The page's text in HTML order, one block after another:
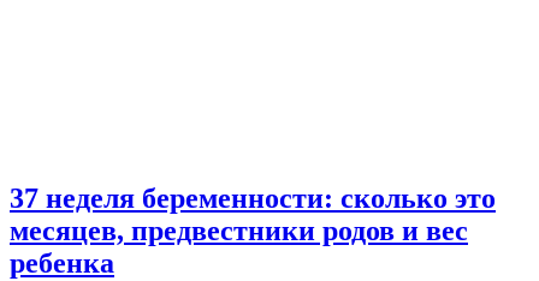
37 неделя беременности: сколько это
месяцев, предвестники родов и вес
ребенка